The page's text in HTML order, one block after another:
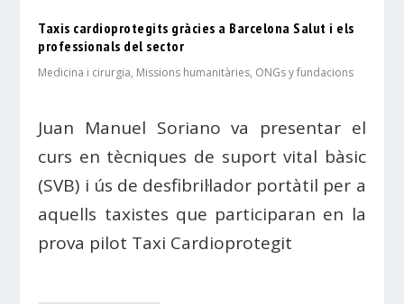
Taxis cardioprotegits gràcies a Barcelona Salut i els
professionals del sector
Medicina i cirurgia, Missions humanitàries, ONGs y fundacions
Juan Manuel Soriano va presentar el
curs en tècniques de suport vital bàsic
(SVB) i ús de desfibril·lador portàtil per a
aquells taxistes que participaran en la
prova pilot Taxi Cardioprotegit